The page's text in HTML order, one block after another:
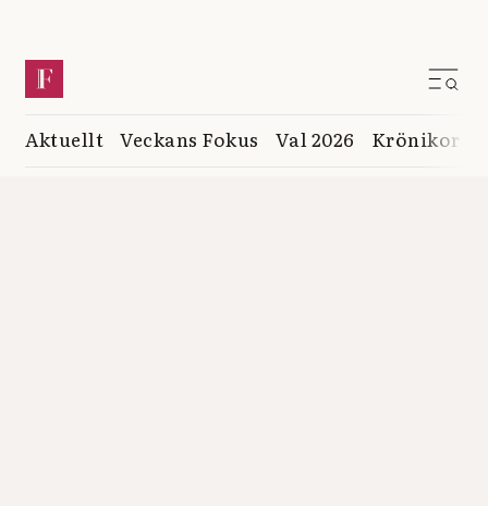
Aktuellt Veckans Fokus Val 2026 Krönikor